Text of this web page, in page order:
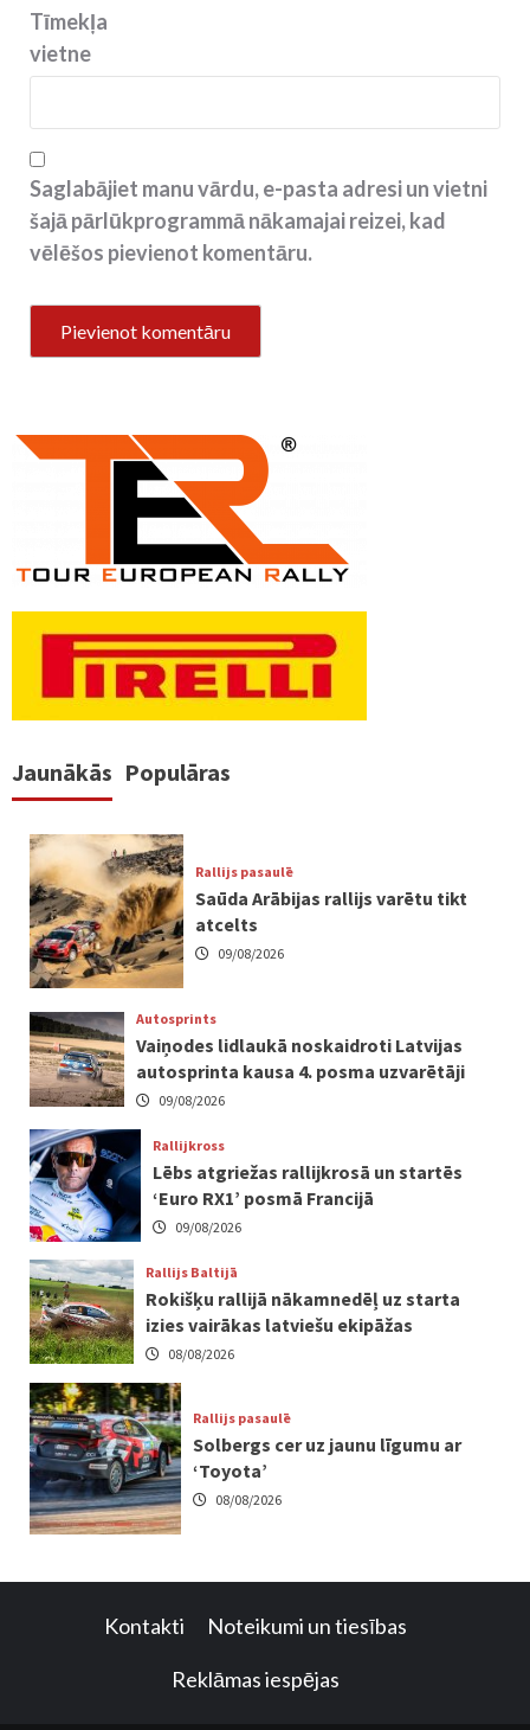
Tīmekļa
vietne
Saglabājiet manu vārdu, e-pasta adresi un vietni
šajā pārlūkprogrammā nākamajai reizei, kad
vēlēšos pievienot komentāru.
Jaunākās Populāras
Rallijs pasaulē
Saūda Arābijas rallijs varētu tikt
atcelts
09/08/2026
Autosprints
Vaiņodes lidlaukā noskaidroti Latvijas
autosprinta kausa 4. posma uzvarētāji
09/08/2026
Rallijkross
Lēbs atgriežas rallijkrosā un startēs
‘Euro RX1’ posmā Francijā
09/08/2026
Rallijs Baltijā
Rokišķu rallijā nākamnedēļ uz starta
izies vairākas latviešu ekipāžas
08/08/2026
Rallijs pasaulē
Solbergs cer uz jaunu līgumu ar
‘Toyota’
08/08/2026
Kontakti Noteikumi un tiesības
Reklāmas iespējas